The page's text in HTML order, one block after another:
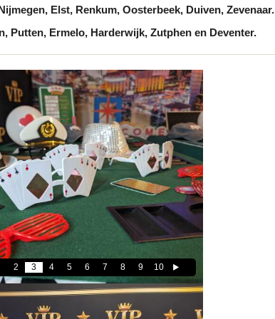
Elst, Renkum, Oosterbeek, Duiven, Zevenaar.
Putten, Ermelo, Harderwijk, Zutphen en Deventer.
2 3 4 5 6 7 8 9 10